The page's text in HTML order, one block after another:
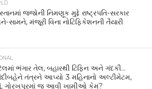
જજોની નિમણૂક મુદ્દે રાષ્ટ્રપતિ-સરકાર
મંજૂરી વિના નોટિફિકેશનની તૈયારી
ભંગાર તેલ, બહારથી ટિફિન અને ગંદકી…
તંત્રને આપ્યો 3 મહિનાનો અલ્ટીમેટમ,
ગોરખપુરમાં જ આવી ખામીઓ કેમ?